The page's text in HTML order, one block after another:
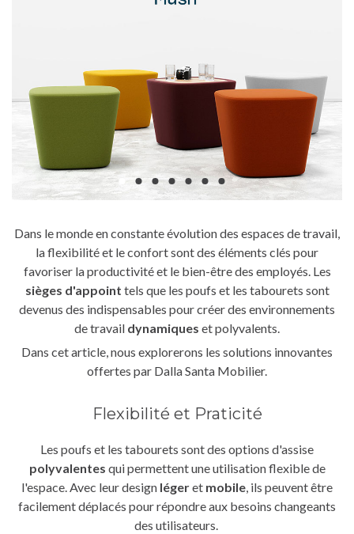
Dans le monde en constante évolution des espaces de travail,
la flexibilité et le confort sont des éléments clés pour
favoriser la productivité et le bien-être des employés. Les
sièges d'appoint tels que les poufs et les tabourets sont
devenus des indispensables pour créer des environnements
de travail dynamiques et polyvalents.
Dans cet article, nous explorerons les solutions innovantes
offertes par Dalla Santa Mobilier.
Flexibilité et Praticité
Les poufs et les tabourets sont des options d'assise
polyvalentes qui permettent une utilisation flexible de
l'espace. Avec leur design légeret mobile, ils peuvent être
facilement déplacés pour répondre aux besoins changeants
des utilisateurs.